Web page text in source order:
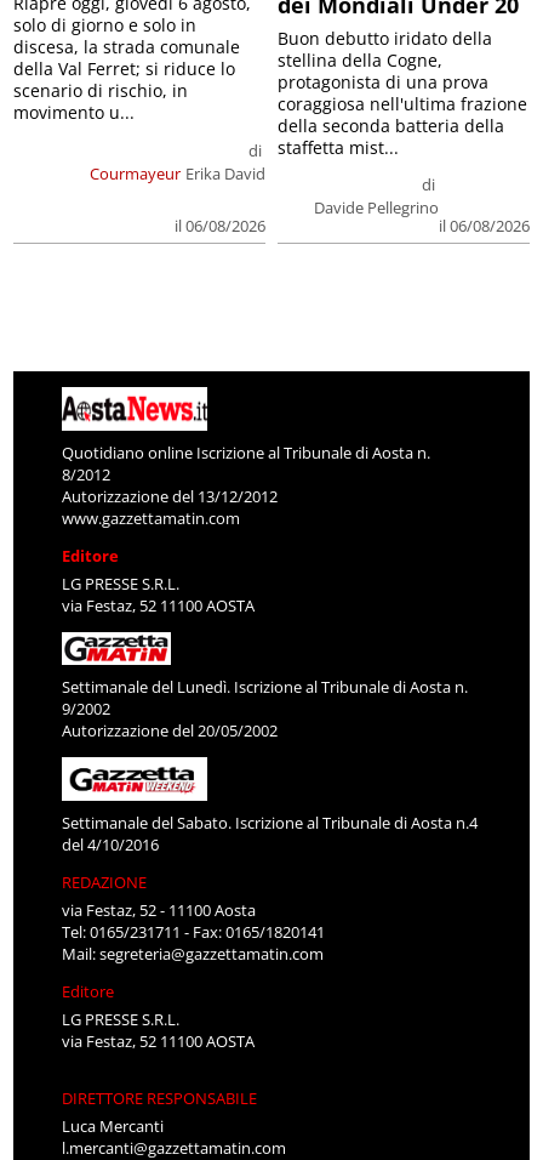
Courmayeur
di
Erika David
il 06/08/2026
solo di giorno e solo in
discesa, la strada comunale
della Val Ferret; si riduce lo
scenario di rischio, in
movimento u...
di
Davide Pellegrino
il 06/08/2026
Buon debutto iridato della
stellina della Cogne,
protagonista di una prova
coraggiosa nell'ultima frazione
della seconda batteria della
staffetta mist...
Quotidiano online Iscrizione al Tribunale di Aosta n.
8/2012
Autorizzazione del 13/12/2012
www.gazzettamatin.com
Editore
LG PRESSE S.R.L.
via Festaz, 52 11100 AOSTA
Settimanale del Lunedì. Iscrizione al Tribunale di Aosta n.
9/2002
Autorizzazione del 20/05/2002
Settimanale del Sabato. Iscrizione al Tribunale di Aosta n.4
del 4/10/2016
REDAZIONE
via Festaz, 52 - 11100 Aosta
Tel: 0165/231711 - Fax: 0165/1820141
Mail:segreteria@gazzettamatin.com
Editore
LG PRESSE S.R.L.
via Festaz, 52 11100 AOSTA
DIRETTORE RESPONSABILE
Luca Mercanti
l.mercanti@gazzettamatin.com